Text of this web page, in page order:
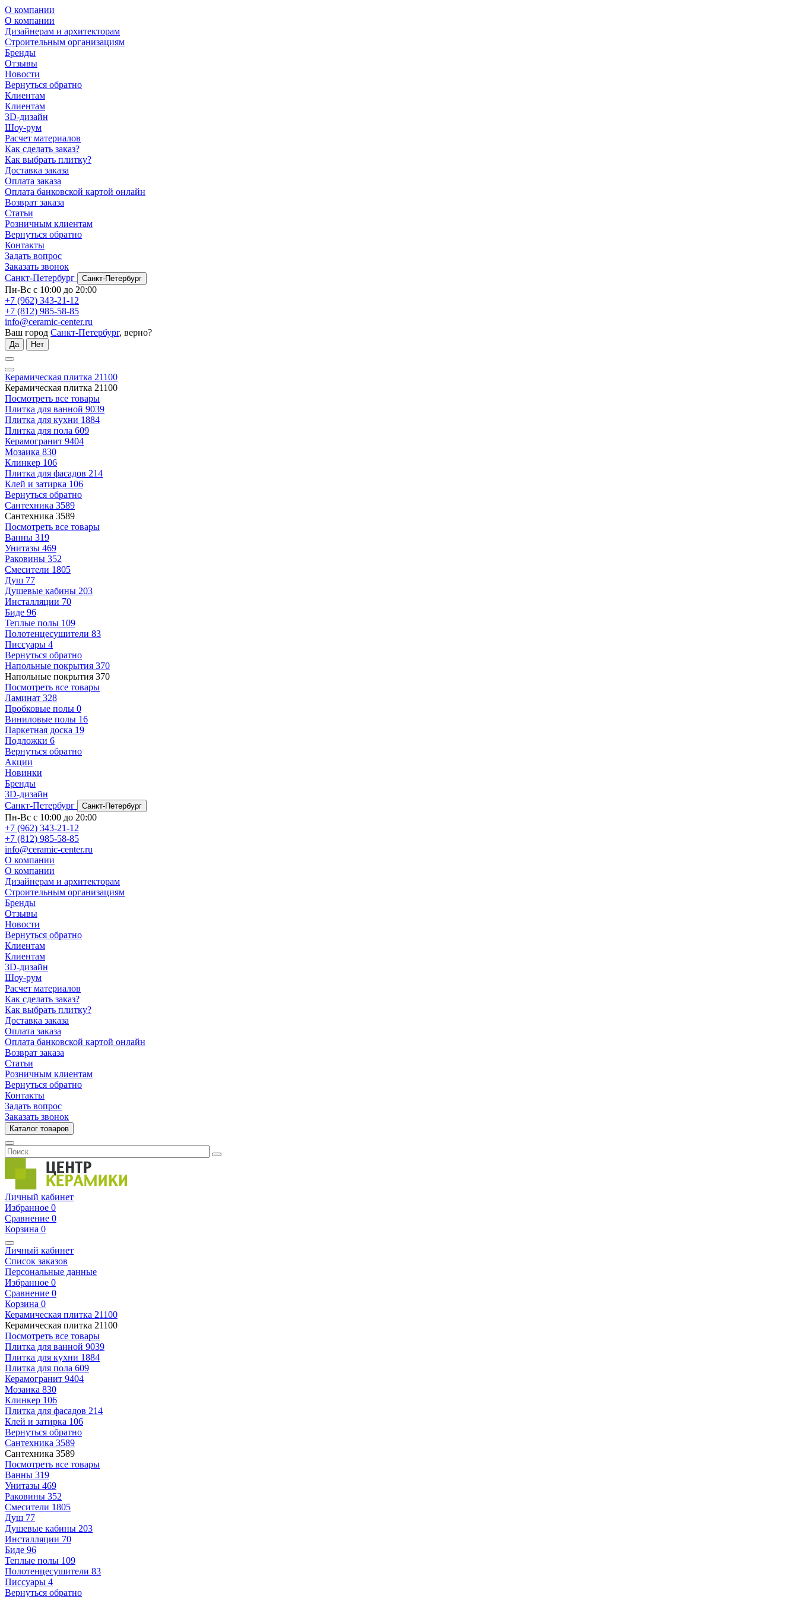
О компании
О компании
Дизайнерам и архитекторам
Строительным организациям
Бренды
Отзывы
Новости
Вернуться обратно
Клиентам
Клиентам
3D-дизайн
Шоу-рум
Расчет материалов
Как сделать заказ?
Как выбрать плитку?
Доставка заказа
Оплата заказа
Оплата банковской картой онлайн
Возврат заказа
Статьи
Розничным клиентам
Вернуться обратно
Контакты
Задать вопрос
Заказать звонок
Санкт-Петербург
Санкт-Петербург
Пн-Вс с 10:00 до 20:00
+7 (962) 343-21-12
+7 (812) 985-58-85
info@ceramic-center.ru
Ваш город Санкт-Петербург, верно?
Да Нет
Керамическая плитка 21100
Керамическая плитка 21100
Посмотреть все товары
Плитка для ванной 9039
Плитка для кухни 1884
Плитка для пола 609
Керамогранит 9404
Мозаика 830
Клинкер 106
Плитка для фасадов 214
Клей и затирка 106
Вернуться обратно
Сантехника 3589
Сантехника 3589
Посмотреть все товары
Ванны 319
Унитазы 469
Раковины 352
Смесители 1805
Душ 77
Душевые кабины 203
Инсталляции 70
Биде 96
Теплые полы 109
Полотенцесушители 83
Писсуары 4
Вернуться обратно
Напольные покрытия 370
Напольные покрытия 370
Посмотреть все товары
Ламинат 328
Пробковые полы 0
Виниловые полы 16
Паркетная доска 19
Подложки 6
Вернуться обратно
Акции
Новинки
Бренды
3D-дизайн
Санкт-Петербург
Санкт-Петербург
Пн-Вс с 10:00 до 20:00
+7 (962) 343-21-12
+7 (812) 985-58-85
info@ceramic-center.ru
О компании
О компании
Дизайнерам и архитекторам
Строительным организациям
Бренды
Отзывы
Новости
Вернуться обратно
Клиентам
Клиентам
3D-дизайн
Шоу-рум
Расчет материалов
Как сделать заказ?
Как выбрать плитку?
Доставка заказа
Оплата заказа
Оплата банковской картой онлайн
Возврат заказа
Статьи
Розничным клиентам
Вернуться обратно
Контакты
Задать вопрос
Заказать звонок
Каталог товаров
Личный кабинет
Избранное 0
Сравнение 0
Корзина 0
Личный кабинет
Список заказов
Персональные данные
Избранное 0
Сравнение 0
Корзина 0
Керамическая плитка 21100
Керамическая плитка 21100
Посмотреть все товары
Плитка для ванной 9039
Плитка для кухни 1884
Плитка для пола 609
Керамогранит 9404
Мозаика 830
Клинкер 106
Плитка для фасадов 214
Клей и затирка 106
Вернуться обратно
Сантехника 3589
Сантехника 3589
Посмотреть все товары
Ванны 319
Унитазы 469
Раковины 352
Смесители 1805
Душ 77
Душевые кабины 203
Инсталляции 70
Биде 96
Теплые полы 109
Полотенцесушители 83
Писсуары 4
Вернуться обратно